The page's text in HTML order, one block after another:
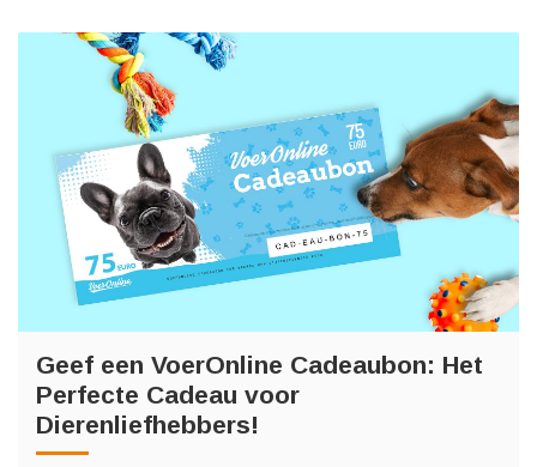
Geef een VoerOnline Cadeaubon: Het
Perfecte Cadeau voor
Dierenliefhebbers!